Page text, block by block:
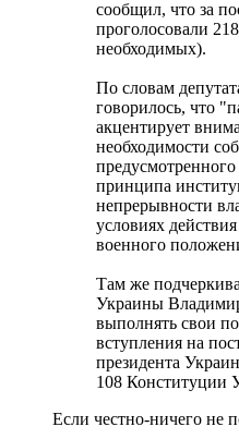
сообщил, что за
проголосовали
необходимых).
По словам
говорилось, что
акцентирует
необходимости
принципа
непрерывности
условиях
военного
Там же
Украины
выполнять свои
вступления на
президента
108 Конституции
Если честно-ничего не